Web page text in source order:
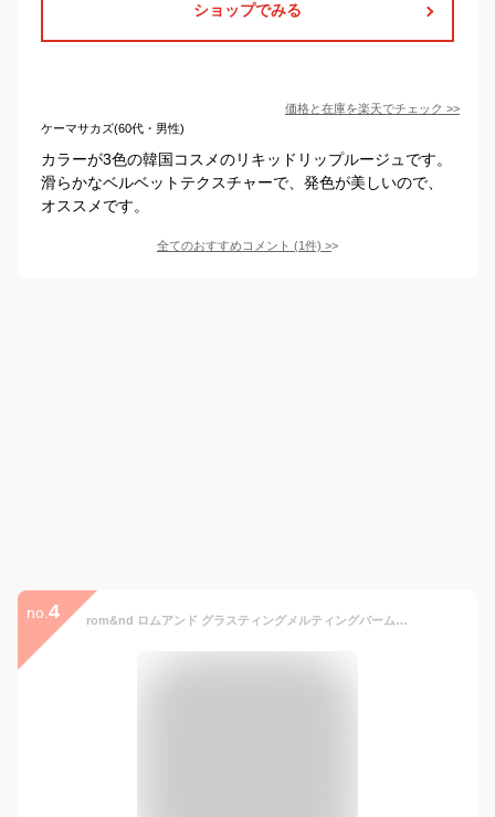
ショップでみる
価格と在庫を楽天でチェック >>
ケーマサカズ(60代・男性)
カラーが3色の韓国コスメのリキッドリップルージュです。
滑らかなベルベットテクスチャーで、発色が美しいので、
オススメです。
全てのおすすめコメント (1件) >
no. 4 rom&nd ロムアンド グラスティングメルティングバームGLASTING MELTING BALM (12 ヴェールドローズ)